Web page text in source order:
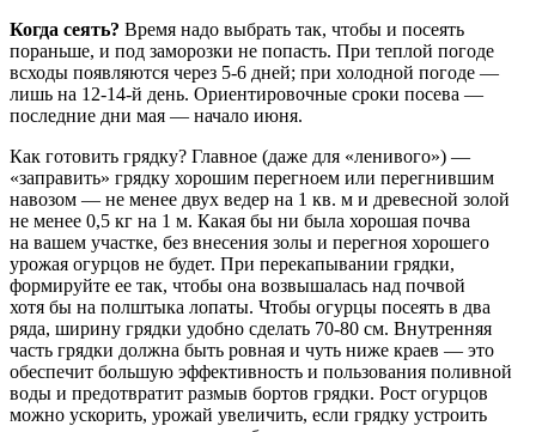
Когда сеять? Время надо выбрать так, чтобы и посеять
пораньше, и под заморозки не попасть. При теплой погоде
всходы появляются через 5-6 дней; при холодной погоде —
лишь на 12-14-й день. Ориентировочные сроки посева —
последние дни мая — начало июня.
Как готовить грядку? Главное (даже для «ленивого») —
«заправить» грядку хорошим перегноем или перегнившим
навозом — не менее двух ведер на 1 кв. м и древесной золой
не менее 0,5 кг на 1 м. Какая бы ни была хорошая почва
на вашем участке, без внесения золы и перегноя хорошего
урожая огурцов не будет. При перекапывании грядки,
формируйте ее так, чтобы она возвышалась над почвой
хотя бы на полштыка лопаты. Чтобы огурцы посеять в два
ряда, ширину грядки удобно сделать 70-80 см. Внутренняя
часть грядки должна быть ровная и чуть ниже краев — это
обеспечит большую эффективность и пользования поливной
воды и предотвратит размыв бортов грядки. Рост огурцов
можно ускорить, урожай увеличить, если грядку устроить